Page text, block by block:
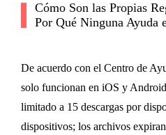
Cómo Son las Propias
Por Qué Ninguna Ayuda
De acuerdo con el Centro de
solo funcionan en iOS y
limitado a 15 descargas por
dispositivos; los archivos